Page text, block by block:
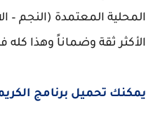
المحلية المعتمدة (النجم –
الأكثر ثقة وضماناً وهذا
يمكنك تحميل برنامج